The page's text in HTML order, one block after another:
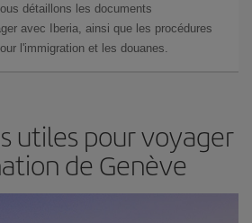
détaillons les documents
avec Iberia, ainsi que les procédures
l'immigration et les douanes.
utiles pour voyager
de Genève